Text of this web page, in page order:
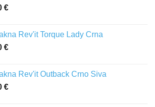
€
Rev'it Torque Lady Crna
€
Rev'it Outback Crno Siva
€